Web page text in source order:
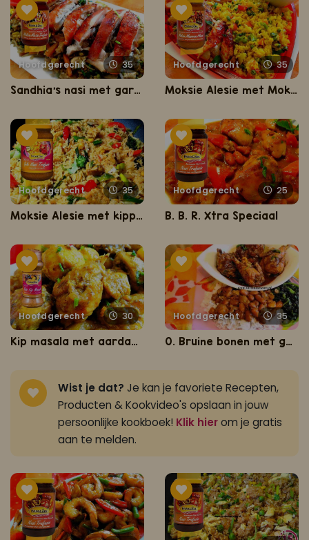
Hoofdgerecht 35
Sandhia's nasi met garnalen en Moksie Metie uit de oven
Hoofdgerecht 35
Moksie Alesie met Moksie Metie
Hoofdgerecht 35
Moksie Alesie met kippenbouten uit de oven
Hoofdgerecht 25
B. B. R. Xtra Speciaal
Hoofdgerecht 30
Kip masala met aardappel en hardgekookte eieren
Hoofdgerecht 35
0. Bruine bonen met gestoofde kip
Wist je dat? Je kan je favoriete Recepten,
Producten & Kookvideo's opslaan in jouw
persoonlijke kookboek! Klik hierom je gratis
aan te melden.